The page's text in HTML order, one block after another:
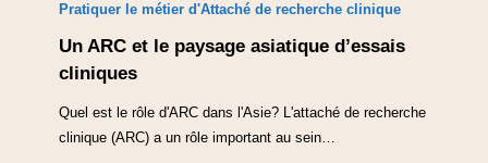
Pratiquer le métier d'Attaché de recherche clinique
Un ARC et le paysage asiatique d’essais
cliniques
Quel est le rôle d'ARC dans l'Asie? L'attaché de recherche
clinique (ARC) a un rôle important au sein…